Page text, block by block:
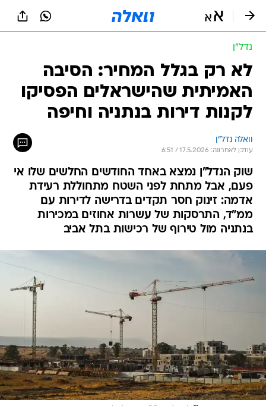
נדל״ן
לא רק בגלל המחיר: הסיבה
האמיתית שהישראלים הפסיקו
לקנות דירות בנתניה וחיפה
וואלה נדל"ן
עודכן לאחרונה: 17.5.2026 / 6:51
שוק הנדל"ן נמצא באחד החודשים החלשים שלו אי
פעם, אבל מתחת לפני השטח מתחוללת רעידת
אדמה: זינוק חסר תקדים בדרישה לדירות עם
ממ"ד, התרסקות של עשרות אחוזים במכירות
בנתניה מול טירוף של רכישות בתל אביב